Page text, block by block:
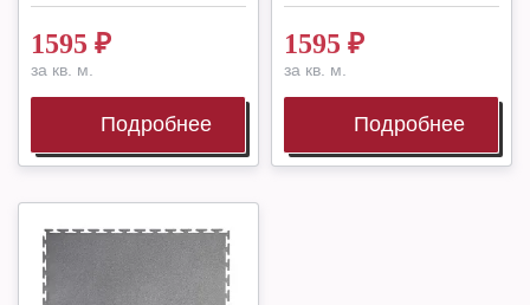
1595 ₽
за кв. м.
Подробнее
1595 ₽
за кв. м.
Подробнее